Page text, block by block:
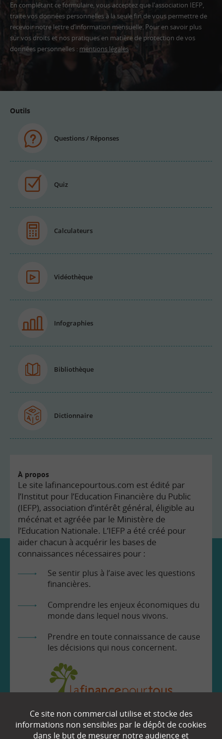
En complétant ce formulaire, vous acceptez que l'association IEFP,
traite vos données personnelles à la seule fin de vous permettre de
recevoir notre lettre d’information mensuelle. Pour en savoir plus
sur vos droits et nos pratiques en matière de protection de vos
données personnelles : mentions légales
Outils
Questions / Réponses
Quiz
Calculateurs
Vidéothèque
Infographies
Bibliothèque
Dictionnaire
À propos
Le site lafinancepourtous.com est édité par
l’Institut pour l’Education Financière du Public
(IEFP), association d’intérêt général, éligible au
mécénat et agréée par le Ministère de
l’Education Nationale. L’IEFP a été créé pour
aider chacun à acquérir les bases de
connaissances nécessaires pour :
Se sentir plus à l’aise avec les questions
financières.
Comprendre les enjeux économiques du
monde dans lequel nous vivons.
Prendre en toute connaissance de cause
les décisions qui nous concernent.
EN SAVOIR
Ce site non commercial utilise et stocke des
informations non sensibles par le dépôt de cookies
dans le but de mesurer notre audience et